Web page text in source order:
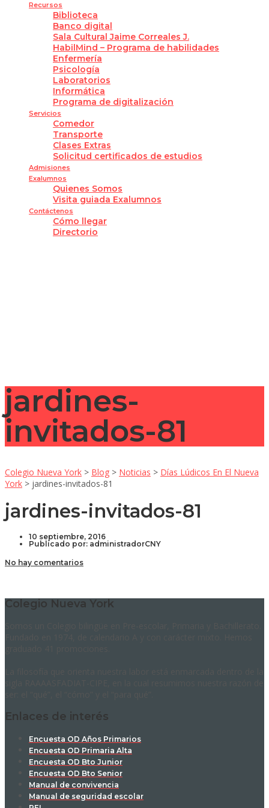
Recursos
Biblioteca
Banco digital
Sala Cultural Jaime Correales J.
HabilMind – Programa de habilidades
Enfermería
Psicología
Laboratorios
Informática
Programa de digitalización
Servicios
Comedor
Transporte
Clases Extras
Solicitud certificados de estudios
Admisiones
Exalumnos
Quienes Somos
Visita guiada Exalumnos
Contáctenos
Cómo llegar
Directorio
jardines-
invitados-81
Colegio Nueva York > Blog > Noticias > Días Lúdicos En El Nueva
York > jardines-invitados-81
jardines-invitados-81
10 septiembre, 2016
Publicado por: administradorCNY
No hay comentarios
Colegio Nueva York
Enlaces de interés
Encuesta OD Años Primarios
Encuesta OD Primaria Alta
Encuesta OD Bto Junior
Encuesta OD Bto Senior
Manual de convivencia
Manual de seguridad escolar